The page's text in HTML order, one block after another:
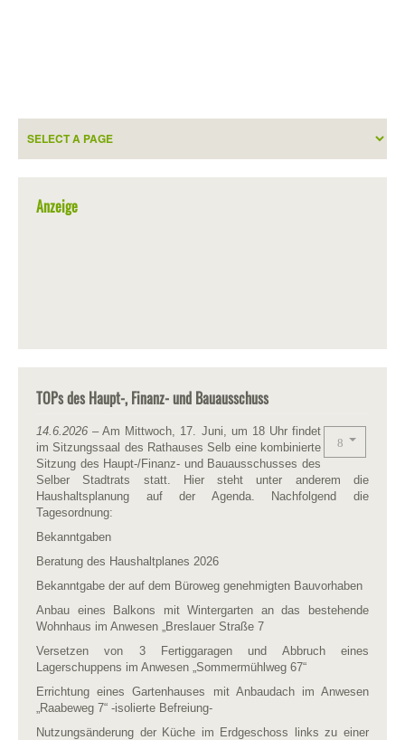
Anzeige
TOPs des Haupt-, Finanz- und Bauausschuss
14.6.2026 – Am Mittwoch, 17. Juni, um 18 Uhr findet
im Sitzungssaal des Rathauses Selb eine kombinierte
Sitzung des Haupt-/Finanz- und Bauausschusses des
Selber Stadtrats statt. Hier steht unter anderem die
Haushaltsplanung auf der Agenda. Nachfolgend die
Tagesordnung:
Bekanntgaben
Beratung des Haushaltplanes 2026
Bekanntgabe der auf dem Büroweg genehmigten Bauvorhaben
Anbau eines Balkons mit Wintergarten an das bestehende
Wohnhaus im Anwesen „Breslauer Straße 7
Versetzen von 3 Fertiggaragen und Abbruch eines
Lagerschuppens im Anwesen „Sommermühlweg 67“
Errichtung eines Gartenhauses mit Anbaudach im Anwesen
„Raabeweg 7“ -isolierte Befreiung-
Nutzungsänderung der Küche im Erdgeschoss links zu einer